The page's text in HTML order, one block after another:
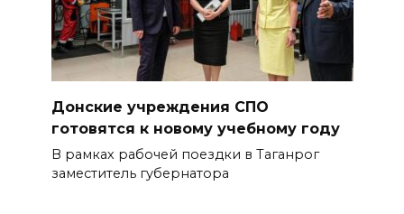
Донские учреждения СПО
готовятся к новому учебному году
В рамках рабочей поездки в Таганрог
заместитель губернатора